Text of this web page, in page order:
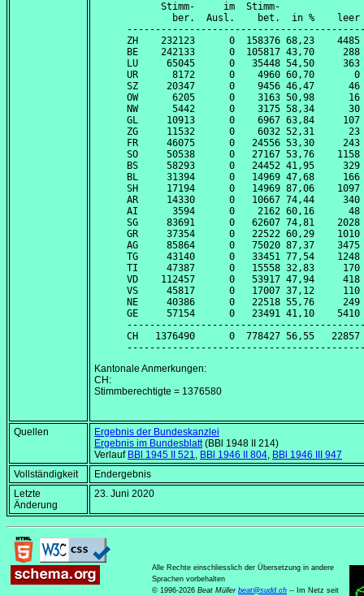
Stimm-     im  Stimm-
ber.  Ausl.    bet.  in %
ZH    232123      0  158376 68,23
BE    242133      0  105817 43,70
LU     65045      0   35448 54,50
UR      8172      0    4960 60,70       0
SZ     20347      0    9456 46,47
OW      6205      0    3163 50,98
NW      5442      0    3175 58,34
GL     10913      0    6967 63,84
ZG     11532      0    6032 52,31
FR     46075      0   24556 53,30
SO     50538      0   27167 53,76
BS     58293      0   24452 41,95
BL     31394      0   14969 47,68
SH     17194      0   14969 87,06
AR     14330      0   10667 74,44
AI      3594      0    2162 60,16
SG     83691      0   62607 74,81
GR     37354      0   22522 60,29
AG     85864      0   75020 87,37
TG     43140      0   33451 77,54
TI     47387      0   15558 32,83
VD    112457      0   53917 47,94
VS     45817      0   17007 37,12
NE     40386      0   22518 55,76
GE     57154      0   23491 41,10
CH   1376490      0  778427 56,55
Kantonale Anmerkungen:
CH:
Stimmberechtigte = 1376580
Quellen
Ergebnis der Bundeskanzlei
Ergebnis im Bundesblatt(BBl 1948 II 214)
Verlauf BBl 1945 II 521, BBl 1946 II 804, BBl 1946 III 947
Vollständigkeit
Endergebnis
Letzte
Änderung
23. Juni 2020
Alle Rechte einschliesslich der Übersetzung in andere
Sprachen vorbehalten
© 1996-2026 Beat Müller beat@sudd.ch -- Im Netz seit